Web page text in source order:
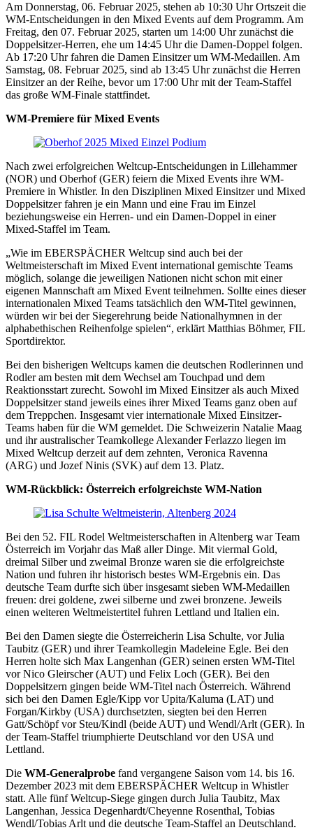
Am Donnerstag, 06. Februar 2025, stehen ab 10:30 Uhr Ortszeit die
WM-Entscheidungen in den Mixed Events auf dem Programm. Am
Freitag, den 07. Februar 2025, starten um 14:00 Uhr zunächst die
Doppelsitzer-Herren, ehe um 14:45 Uhr die Damen-Doppel folgen.
Ab 17:20 Uhr fahren die Damen Einsitzer um WM-Medaillen. Am
Samstag, 08. Februar 2025, sind ab 13:45 Uhr zunächst die Herren
Einsitzer an der Reihe, bevor um 17:00 Uhr mit der Team-Staffel
das große WM-Finale stattfindet.
WM-Premiere für Mixed Events
Nach zwei erfolgreichen Weltcup-Entscheidungen in Lillehammer
(NOR) und Oberhof (GER) feiern die Mixed Events ihre WM-
Premiere in Whistler. In den Disziplinen Mixed Einsitzer und Mixed
Doppelsitzer fahren je ein Mann und eine Frau im Einzel
beziehungsweise ein Herren- und ein Damen-Doppel in einer
Mixed-Staffel im Team.
„Wie im EBERSPÄCHER Weltcup sind auch bei der
Weltmeisterschaft im Mixed Event international gemischte Teams
möglich, solange die jeweiligen Nationen nicht schon mit einer
eigenen Mannschaft am Mixed Event teilnehmen. Sollte eines dieser
internationalen Mixed Teams tatsächlich den WM-Titel gewinnen,
würden wir bei der Siegerehrung beide Nationalhymnen in der
alphabethischen Reihenfolge spielen“, erklärt Matthias Böhmer, FIL
Sportdirektor.
Bei den bisherigen Weltcups kamen die deutschen Rodlerinnen und
Rodler am besten mit dem Wechsel am Touchpad und dem
Reaktionsstart zurecht. Sowohl im Mixed Einsitzer als auch Mixed
Doppelsitzer stand jeweils eines ihrer Mixed Teams ganz oben auf
dem Treppchen. Insgesamt vier internationale Mixed Einsitzer-
Teams haben für die WM gemeldet. Die Schweizerin Natalie Maag
und ihr australischer Teamkollege Alexander Ferlazzo liegen im
Mixed Weltcup derzeit auf dem zehnten, Veronica Ravenna
(ARG) und Jozef Ninis (SVK) auf dem 13. Platz.
WM-Rückblick: Österreich erfolgreichste WM-Nation
Bei den 52. FIL Rodel Weltmeisterschaften in Altenberg war Team
Österreich im Vorjahr das Maß aller Dinge. Mit viermal Gold,
dreimal Silber und zweimal Bronze waren sie die erfolgreichste
Nation und fuhren ihr historisch bestes WM-Ergebnis ein. Das
deutsche Team durfte sich über insgesamt sieben WM-Medaillen
freuen: drei goldene, zwei silberne und zwei bronzene. Jeweils
einen weiteren Weltmeistertitel fuhren Lettland und Italien ein.
Bei den Damen siegte die Österreicherin Lisa Schulte, vor Julia
Taubitz (GER) und ihrer Teamkollegin Madeleine Egle. Bei den
Herren holte sich Max Langenhan (GER) seinen ersten WM-Titel
vor Nico Gleirscher (AUT) und Felix Loch (GER). Bei den
Doppelsitzern gingen beide WM-Titel nach Österreich. Während
sich bei den Damen Egle/Kipp vor Upita/Kaluma (LAT) und
Forgan/Kirkby (USA) durchsetzten, siegten bei den Herren
Gatt/Schöpf vor Steu/Kindl (beide AUT) und Wendl/Arlt (GER). In
der Team-Staffel triumphierte Deutschland vor den USA und
Lettland.
Die WM-Generalprobe fand vergangene Saison vom 14. bis 16.
Dezember 2023 mit dem EBERSPÄCHER Weltcup in Whistler
statt. Alle fünf Weltcup-Siege gingen durch Julia Taubitz, Max
Langenhan, Jessica Degenhardt/Cheyenne Rosenthal, Tobias
Wendl/Tobias Arlt und die deutsche Team-Staffel an Deutschland.